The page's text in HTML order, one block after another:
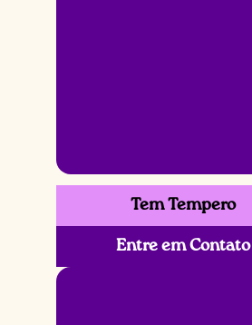
Tem Tempero
Entre em Contato